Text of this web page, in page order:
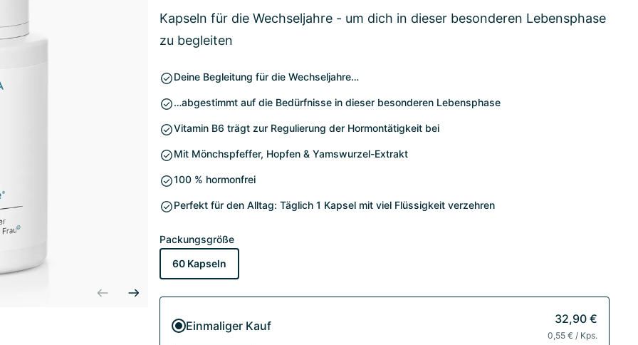
Kapseln für die Wechseljahre - um dich in dieser besonderen Lebensphase
zu begleiten
Deine Begleitung für die Wechseljahre…
…abgestimmt auf die Bedürfnisse in dieser besonderen Lebensphase
Vitamin B6 trägt zur Regulierung der Hormontätigkeit bei
Mit Mönchspfeffer, Hopfen & Yamswurzel-Extrakt
100 % hormonfrei
Perfekt für den Alltag: Täglich 1 Kapsel mit viel Flüssigkeit verzehren
Packungsgröße
60 Kapseln
Einmaliger Kauf 32,90 €
0,55 € / Kps.